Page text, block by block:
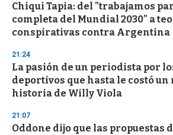
Chiqui Tapia: del "trabajamos
completa del Mundial 2030" a
conspirativas contra Argentina
21:24
La pasión de un periodista por
deportivos que hasta le costó
historia de Willy Viola
21:07
Oddone dijo que las propuestas